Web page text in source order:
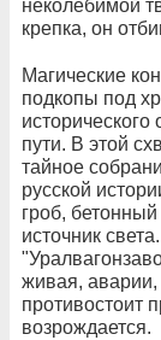
неколебимой
крепка, он
Магические
подкопы под
пути. В этой
тайное
русской
гроб,
источник
живая, аварии,
противостоит
возрождается.